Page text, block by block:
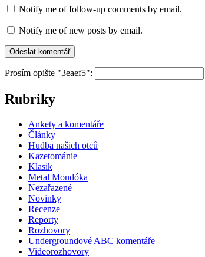
Notify me of follow-up comments by email.
Notify me of new posts by email.
Prosím opište "3eaef5":
Rubriky
Ankety a komentáře
Články
Hudba našich otců
Kazetománie
Klasik
Metal Mondóka
Nezařazené
Novinky
Recenze
Reporty
Rozhovory
Undergroundové ABC komentáře
Videorozhovory